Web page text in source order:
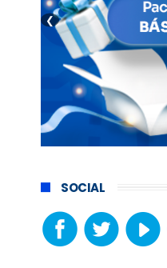
❮
SOCIAL